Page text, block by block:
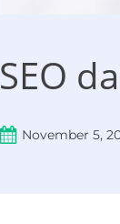
SEO
November 5,